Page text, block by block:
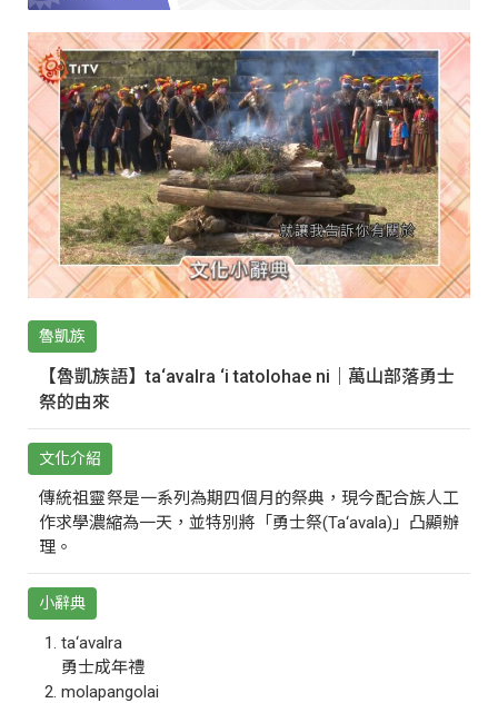
魯凱族
【魯凱族語】ta‘avalra ‘i tatolohae ni｜萬山部落勇士
祭的由來
文化介紹
傳統祖靈祭是一系列為期四個月的祭典，現今配合族人工
作求學濃縮為一天，並特別將「勇士祭(Ta‘avala)」凸顯辦
理。
小辭典
ta‘avalra
勇士成年禮
molapangolai